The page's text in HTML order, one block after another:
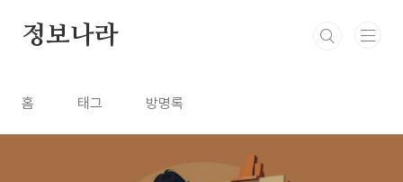
정보나라
홈 태그 방명록